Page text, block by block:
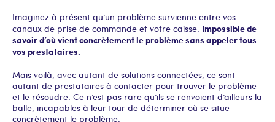
Imaginez à présent qu’un problème survienne entre vos
canaux de prise de commande et votre caisse. Impossible de
savoir d’où vient concrètement le problème sans appeler tous
vos prestataires.
Mais voilà, avec autant de solutions connectées, ce sont
autant de prestataires à contacter pour trouver le problème
et le résoudre. Ce n’est pas rare qu’ils se renvoient d’ailleurs la
balle, incapables à leur tour de déterminer où se situe
concrètement le problème.